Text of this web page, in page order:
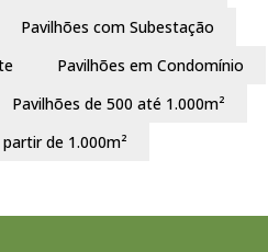
R$1.800.000
Pavilhões com Subestação
Pavilhões em Condomínio
Pavilhões de 500 até 1.000m²
de 1.000m²